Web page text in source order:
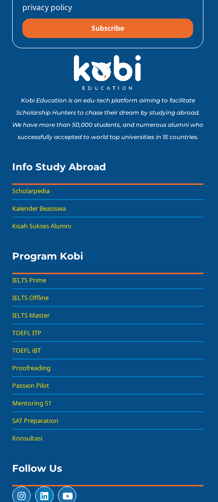
privacy policy
Subscribe
Kobi Education is an edu-tech platform aiming to facilitate
Scholarship Hunters to chase their dream by studying abroad.
We have more than 50,000 students, and numerous alumni who
successfully accepted to world top universities in 15 countries.
Info Study Abroad
Scholarpedia
Kalender Beasiswa
Kisah Sukses Alumni
Program Kobi
IELTS Prime
IELTS Offline
IELTS Master
TOEFL ITP
TOEFL iBT
Proofreading
Passion Pilot
Mentoring S1
SAT Preparation
Konsultasi
Follow Us